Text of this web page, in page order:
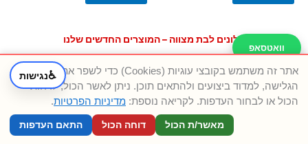
♿נגישות
בלונים לבת מצווה – המוצרים החדשים שלנו
וואטסאפ
טלפון
אתר זה משתמש בקובצי עוגיות (Cookies) כדי לשפר את חוויית
הגלישה, למדוד ביצועים ולהתאים תוכן. ניתן לאשר הכול, לדחות
הכול או לבחור העדפות. לקריאה נוספת: מדיניות הפרטיות.
מאשר/ת הכול דוחה הכול התאם העדפות